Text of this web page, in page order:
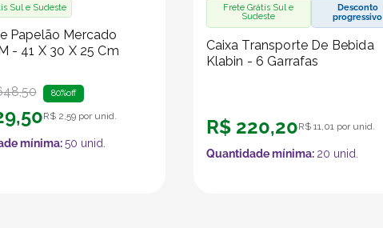
Sul e Sudeste
Papelão Mercado
- 41 X 30 X 25 Cm
,50 80%off
,50R$ 2,59por unid.
mínima:50 unid.
Frete Grátis Sul e
Sudeste
Desconto
progressivo
Caixa Transporte De Bebida
Klabin - 6 Garrafas
R$ 220,20R$ 11,01por unid.
Quantidade mínima: 20 unid.